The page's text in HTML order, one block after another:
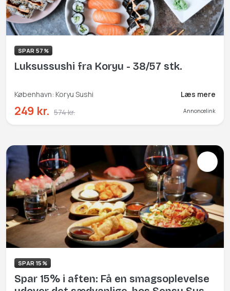
SPAR 57%
Luksussushi fra Koryu - 38/57 stk.
København: Koryu Sushi Læs mere
249 kr. 574 kr. Annoncelink
SPAR 15%
Spar 15% i aften: Få en smagsoplevelse